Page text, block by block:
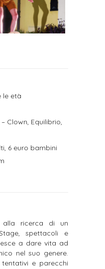
le età
Clown, Equilibrio,
6 euro bambini
ricerca di un
spettacoli e
a dare vita ad
nel suo genere.
e parecchi